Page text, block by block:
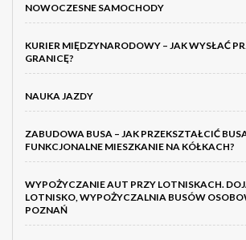
NOWOCZESNE SAMOCHODY
KURIER MIĘDZYNARODOWY – JAK WYSŁAĆ
GRANICĘ?
NAUKA JAZDY
ZABUDOWA BUSA – JAK PRZEKSZTAŁCIĆ
FUNKCJONALNE MIESZKANIE NA KÓŁKACH?
WYPOŻYCZANIE AUT PRZY LOTNISKACH.
LOTNISKO, WYPOŻYCZALNIA BUSÓW
POZNAŃ